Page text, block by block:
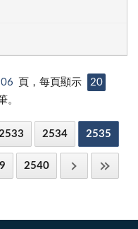
頁，每頁顯示
20
。
2534 2535
2540